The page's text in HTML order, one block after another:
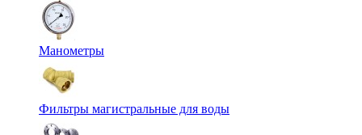
Манометры
Фильтры магистральные для воды